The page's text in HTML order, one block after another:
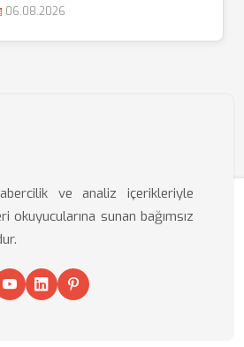
06.08.2026
ve analiz içerikleriyle
okuyucularına sunan bağımsız